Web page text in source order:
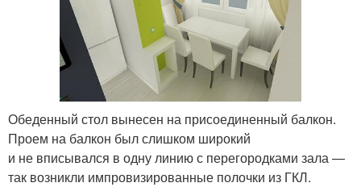
Обеденный стол вынесен на присоединенный балкон.
Проем на балкон был слишком широкий
и не вписывался в одну линию с перегородками зала —
так возникли импровизированные полочки из ГКЛ.